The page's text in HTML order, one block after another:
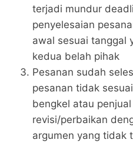
terjadi mundur
penyelesaian
awal sesuai tanggal
kedua belah pihak
Pesanan sudah
pesanan tidak
bengkel atau
revisi/perbaikan
argumen yang tidak